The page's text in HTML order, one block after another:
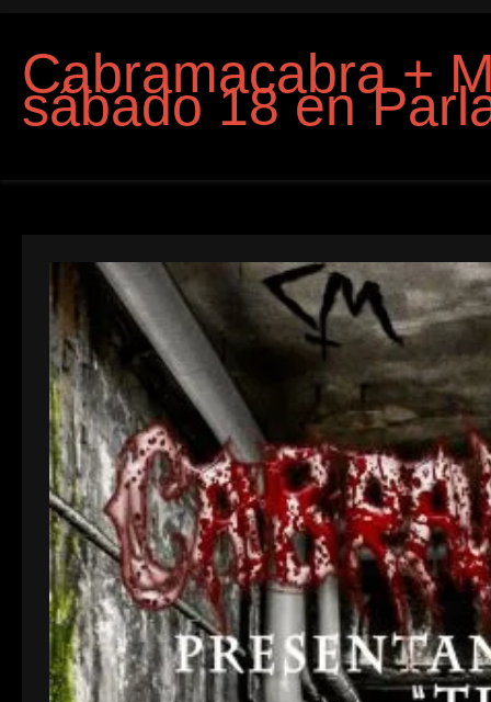
Cabramacabra +
sábado 18 en